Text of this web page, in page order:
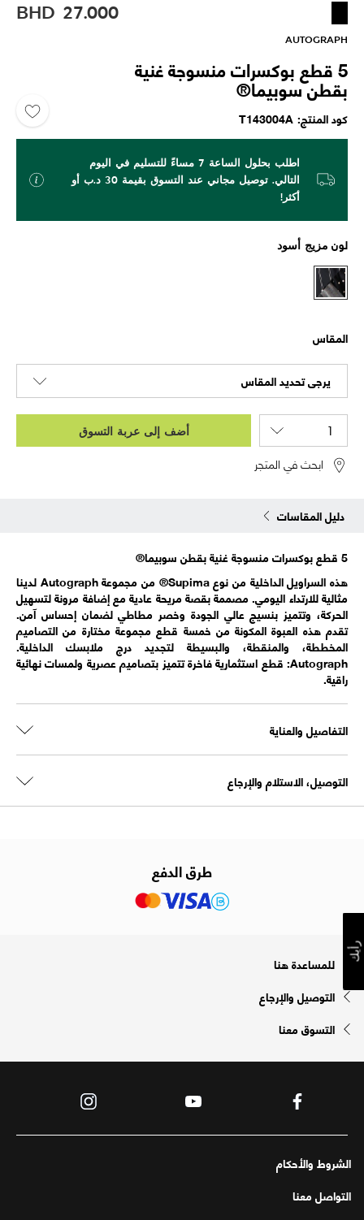
BHD 27.000
AUTOGRAPH
5 قطع بوكسرات منسوجة غنية
بقطن سوبيما®
كود المنتج T143004A
اطلب بحلول الساعة 7 مساءً للتسليم في اليوم
التالي. توصيل مجاني عند التسوق بقيمة 30 د.ب أو
أكثر!
لون مزيج أسود
المقاس
يرجى تحديد المقاس
أضف إلى عربة التسوق
ابحث في المتجر
دليل المقاسات
5 قطع بوكسرات منسوجة غنية بقطن سوبيما®
هذه السراويل الداخلية من نوع Supima® من مجموعة Autograph لدينا
مثالية للارتداء اليومي. مصممة بقصة مريحة عادية مع إضافة مرونة لتسهيل
الحركة، وتتميز بنسيج عالي الجودة وخصر مطاطي لضمان إحساس آمن.
تقدم هذه العبوة المكونة من خمسة قطع مجموعة مختارة من التصاميم
المخططة، والمنقطة، والبسيطة لتجديد درج ملابسك الداخلية.
Autograph: قطع استثمارية فاخرة تتميز بتصاميم عصرية ولمسات نهائية
راقية.
التفاصيل والعناية
التوصيل، الاستلام والإرجاع
طرق الدفع
للمساعدة هنا
التوصيل والإرجاع
التسوق معنا
الشروط والأحكام
التواصل معنا
رأيك